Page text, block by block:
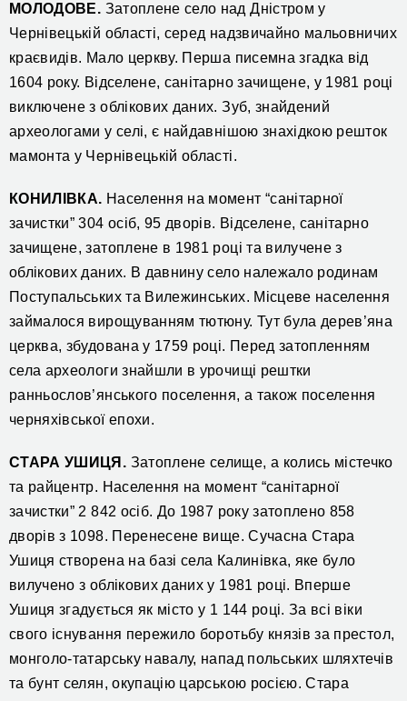
МОЛОДОВЕ. Затоплене село над Дністром у
Чернівецькій області, серед надзвичайно мальовничих
краєвидів. Мало церкву. Перша писемна згадка від
1604 року. Відселене, санітарно зачищене, у 1981 році
виключене з облікових даних. Зуб, знайдений
археологами у селі, є найдавнішою знахідкою решток
мамонта у Чернівецькій області.
КОНИЛІВКА. Населення на момент “санітарної
зачистки” 304 осіб, 95 дворів. Відселене, санітарно
зачищене, затоплене в 1981 році та вилучене з
облікових даних. В давнину село належало родинам
Поступальських та Вилежинських. Місцеве населення
займалося вирощуванням тютюну. Тут була дерев’яна
церква, збудована у 1759 році. Перед затопленням
села археологи знайшли в урочищі рештки
ранньослов’янського поселення, а також поселення
черняхівської епохи.
СТАРА УШИЦЯ. Затоплене селище, а колись містечко
та райцентр. Населення на момент “санітарної
зачистки” 2 842 осіб. До 1987 року затоплено 858
дворів з 1098. Перенесене вище. Сучасна Стара
Ушиця створена на базі села Калинівка, яке було
вилучено з облікових даних у 1981 році. Вперше
Ушиця згадується як місто у 1 144 році. За всі віки
свого існування пережило боротьбу князів за престол,
монголо-татарську навалу, напад польських шляхтечів
та бунт селян, окупацію царською росією. Стара